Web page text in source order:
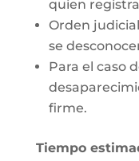
quien
Orden
se
Para el caso
firme.
Tiempo